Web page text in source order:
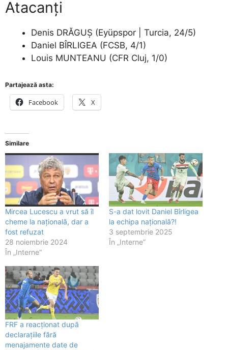
Atacanți
Denis DRĂGUȘ (Eyüpspor | Turcia, 24/5)
Daniel BÎRLIGEA (FCSB, 4/1)
Louis MUNTEANU (CFR Cluj, 1/0)
Partajează asta:
Facebook X
Similare
Mircea Lucescu a vrut să îl
cheme la națională, dar a
fost refuzat
28 noiembrie 2024
În „Interne”
S-a dat lovit Daniel Bîrligea
la echipa națională?!
3 septembrie 2025
În „Interne”
FRF a reacționat după
declarațiile fără
menajamente date de